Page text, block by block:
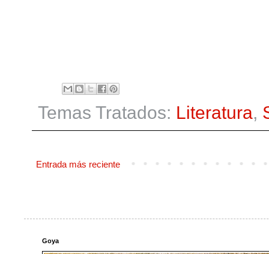
Temas Tratados: Literatura,
Entrada más reciente
Goya